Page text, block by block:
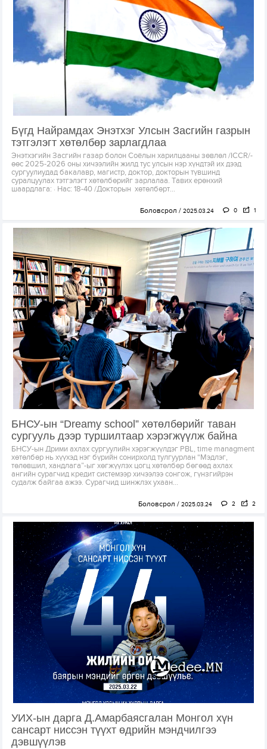
Бүгд Найрамдах Энэтхэг Улсын Засгийн газрын
тэтгэлэгт хөтөлбөр зарлагдлаа
Энэтхэгийн Засгийн газар болон Соёлын харилцааны зөвлөл /ICCR/-
өөс 2025-2026 оны хичээлийн жилд тус улсын нэр хүндтэй их дээд
сургуулиудад бакалавр, магистр, доктор, докторын түвшинд
суралцуулах тэтгэлэгт хөтөлбөрийг зарлалаа. Тавих ерөнхий
шаардлага: · Нас: 18-40 /Докторын хөтөлбөрт...
Боловсрол 2025.03.24 0 1
БНСУ-ын “Dreamy school” хөтөлбөрийг таван
сургууль дээр туршилтаар хэрэгжүүлж байна
БНСУ-ын Дрими ахлах сургуулийн хэрэгжүүлдэг PBL, time managment
хөтөлбөр нь хүүхэд нэг бүрийн сонирхолд тулгуурлан “Мэдлэг,
төлөвшил, хандлага”-ыг хөгжүүлэх цогц хөтөлбөр бөгөөд ахлах
ангийн сурагчид кредит системээр хичээлээ сонгож, гүнзгийрэн
судалж байгаа ажээ. Сурагчид шинжлэх ухаан...
Боловсрол 2025.03.24 2 2
УИХ-ын дарга Д.Амарбаясгалан Монгол хүн
сансарт ниссэн түүхт өдрийн мэндчилгээ
дэвшүүлэв